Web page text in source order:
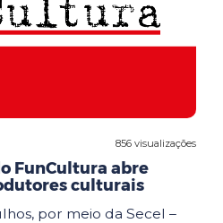
856 visualizações
FunCultura abre
culturais
por meio da Secel –